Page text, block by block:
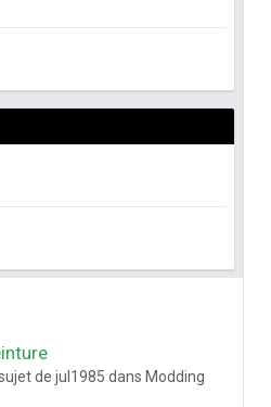
de jul1985 dans Modding